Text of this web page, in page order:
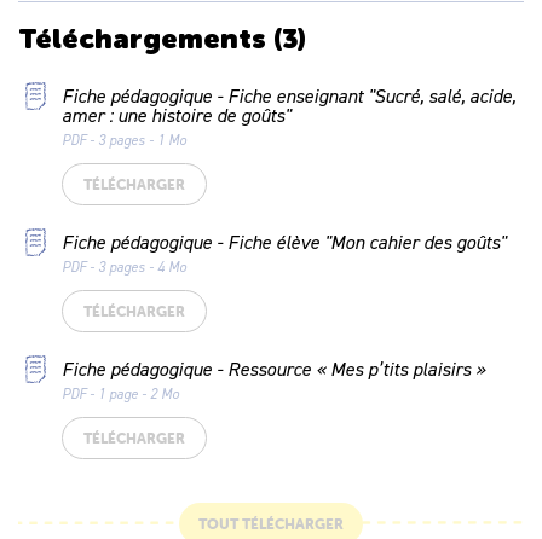
Téléchargements (3)
Fiche pédagogique - Fiche enseignant "Sucré, salé, acide,
amer : une histoire de goûts"
PDF - 3 pages - 1 Mo
TÉLÉCHARGER
Fiche pédagogique - Fiche élève "Mon cahier des goûts"
PDF - 3 pages - 4 Mo
TÉLÉCHARGER
Fiche pédagogique - Ressource « Mes p’tits plaisirs »
PDF - 1 page - 2 Mo
TÉLÉCHARGER
TOUT TÉLÉCHARGER